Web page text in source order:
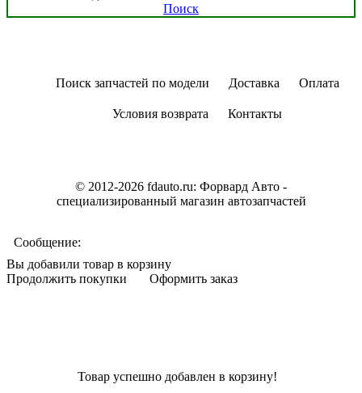
Поиск
Поиск запчастей по модели Доставка Оплата
Условия возврата Контакты
© 2012-2026 fdauto.ru: Форвард Авто -
специализированный магазин автозапчастей
Сообщение:
Вы добавили товар в корзину
Продолжить покупки
Оформить заказ
Товар успешно добавлен в корзину!